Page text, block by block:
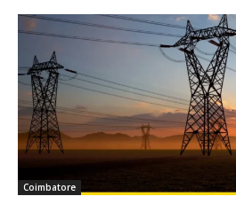
Coimbatore